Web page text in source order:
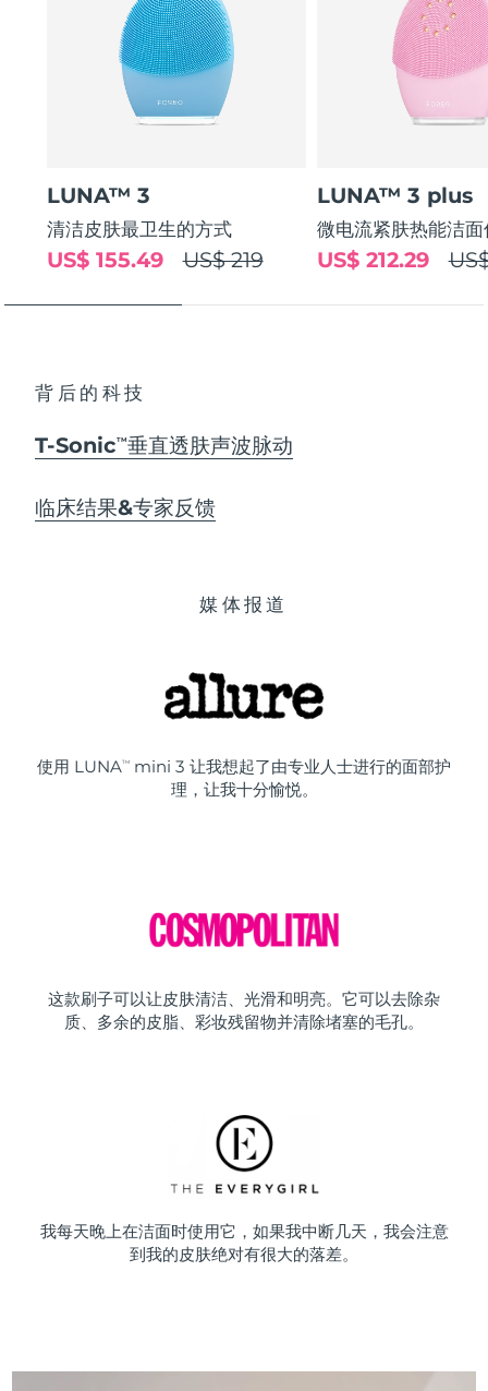
LUNA™ 3
清洁皮肤最卫生的方式
US$ 219
US$ 155.49
LUNA™ 3 plus
微电流紧肤热能洁面
US$ 212.29
背后的科技
T-SonicTM 垂直透肤声波脉动
临床结果&专家反馈
媒体报道
使用 LUNATM
mini 3 让我想起了由专业人士进行的面部护
理，让我十分愉悦。
这款刷子可以让皮肤清洁、光滑和明亮。它可以去除杂
质、多余的皮脂、彩妆残留物并清除堵塞的毛孔。
我每天晚上在洁面时使用它，如果我中断几天，我会注意
到我的皮肤绝对有很大的落差。